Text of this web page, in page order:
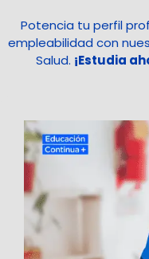
Potencia tu perfil
empleabilidad con
Salud. ¡Estudia